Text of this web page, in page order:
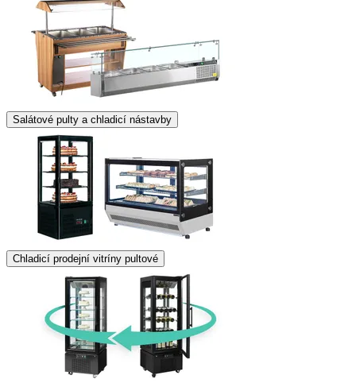
Salátové pulty a chladicí nástavby
Chladicí prodejní vitríny pultové